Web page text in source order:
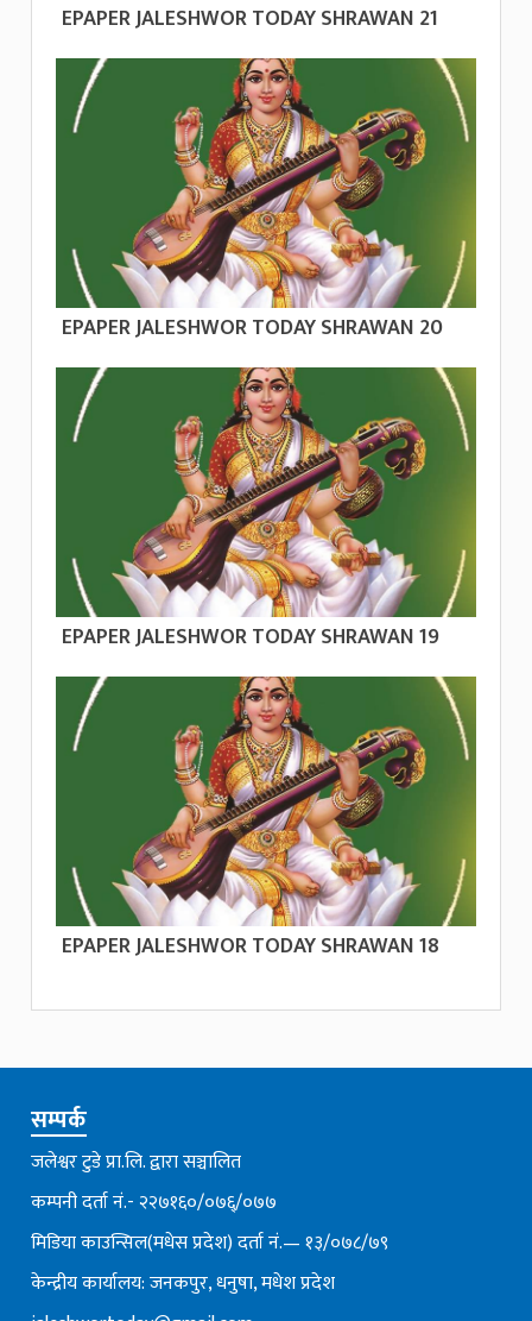
EPAPER JALESHWOR TODAY SHRAWAN 21
EPAPER JALESHWOR TODAY SHRAWAN 20
EPAPER JALESHWOR TODAY SHRAWAN 19
EPAPER JALESHWOR TODAY SHRAWAN 18
सम्पर्क
जलेश्वर टुडे प्रा.लि. द्वारा सञ्चालित
कम्पनी दर्ता नं.- २२७१६०/०७६्/०७७
मिडिया काउन्सिल(मधेस प्रदेश) दर्ता नं.— १३/०७८/७९
केन्द्रीय कार्यालय: जनकपुर, धनुषा, मधेश प्रदेश